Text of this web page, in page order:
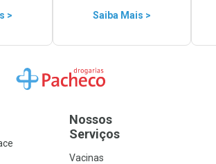
> Saiba Mais >
Ir para a Home
Nossos
Serviços
Vacinas